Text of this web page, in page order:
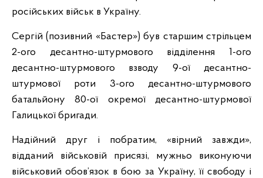
російських військ в Україну.
Сергій (позивний «Бастер») був старшим стрільцем
2-ого десантно-штурмового відділення 1-ого
десантно-штурмового взводу 9-ої десантно-
штурмової роти 3-ого десантно-штурмового
батальйону 80-ої окремої десантно-штурмової
Галицької бригади.
Надійний друг і побратим, «вірний завжди»,
відданий військовій присязі, мужньо виконуючи
військовий обов’язок в бою за Україну, її свободу і